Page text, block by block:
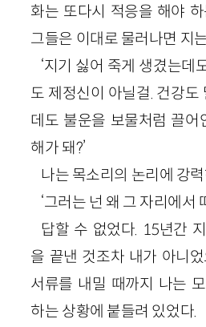
화는 또다시 적응을 해야
그들은 이대로 물러나면 지
‘지기 싫어 죽게 생겼는데
도 제정신이 아닐걸. 건강도
데도 불운을 보물처럼 끌어
해가 돼?’
나는 목소리의 논리에 강
‘그러는 넌 왜 그 자리에서
답할 수 없었다. 15년간
을 끝낸 것조차 내가 아니
서류를 내밀 때까지 나는
하는 상황에 붙들려 있었다.